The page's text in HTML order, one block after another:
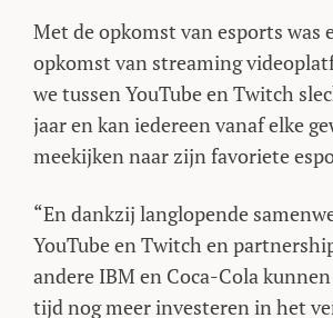
Met de opkomst van esports was
opkomst van streaming
we tussen YouTube en Twitch
jaar en kan iedereen vanaf elke
meekijken naar zijn favoriete
“En dankzij langlopende
YouTube en Twitch en
andere IBM en Coca-Cola
tijd nog meer investeren in het